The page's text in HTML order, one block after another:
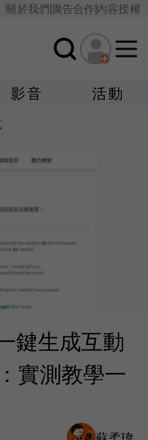
關於我們廣告合作內容授權
影音 活動
鍵生成互動
實測教學一